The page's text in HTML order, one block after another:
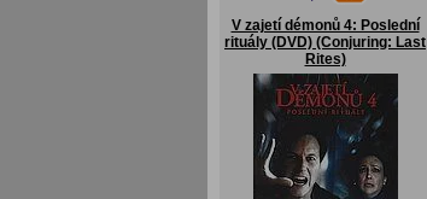
V zajetí démonů 4: Poslední
rituály (DVD) (Conjuring: Last
Rites)